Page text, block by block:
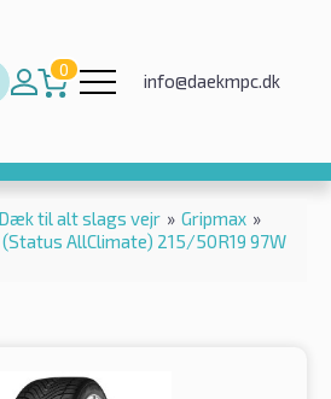
0
info@daekmpc.dk
Dæk til alt slags vejr » Gripmax »
AllClimate) 215/50R19 97W